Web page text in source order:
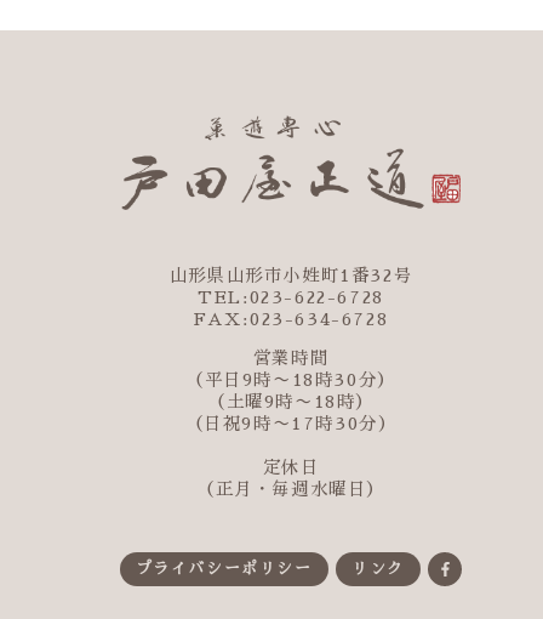
山形県山形市小姓町1番32号
TEL:023-622-6728
FAX:023-634-6728
営業時間
（平日9時〜18時30分）
（土曜9時〜18時）
（日祝9時〜17時30分）
定休日
（正月・毎週水曜日）
プライバシーポリシー リンク